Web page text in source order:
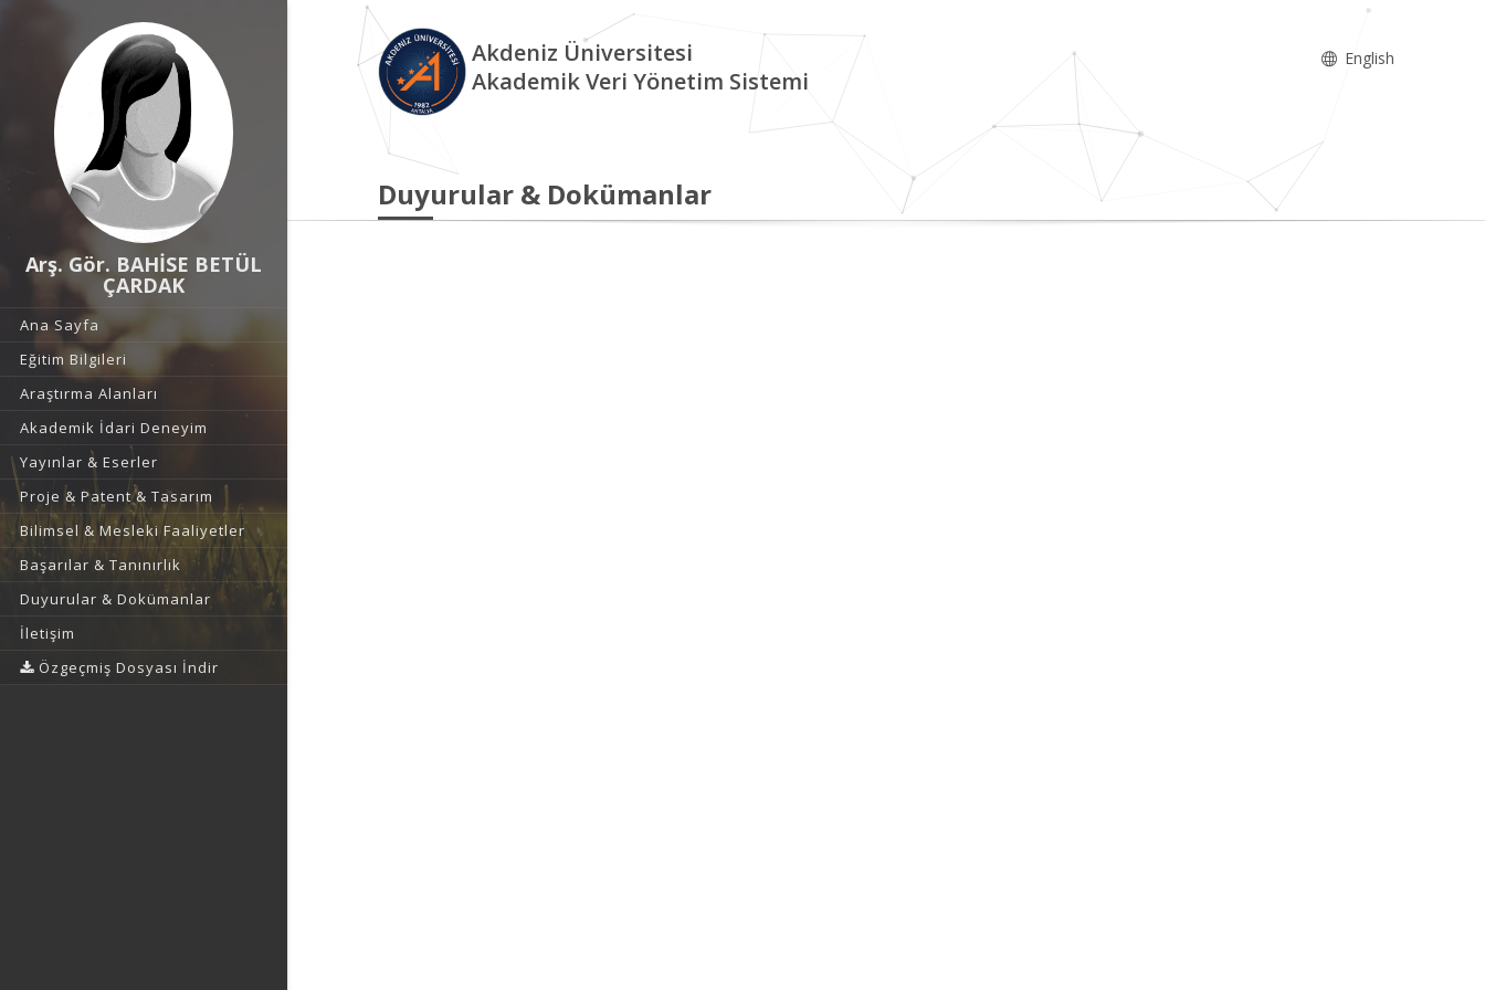
Arş. Gör. BAHİSE BETÜL
ÇARDAK
Ana Sayfa
Eğitim Bilgileri
Araştırma Alanları
Akademik İdari Deneyim
Yayınlar & Eserler
Proje & Patent & Tasarım
Bilimsel & Mesleki Faaliyetler
Başarılar & Tanınırlık
Duyurular & Dokümanlar
İletişim
Özgeçmiş Dosyası İndir
Akdeniz Üniversitesi
Akademik Veri Yönetim Sistemi
English
Duyurular & Dokümanlar